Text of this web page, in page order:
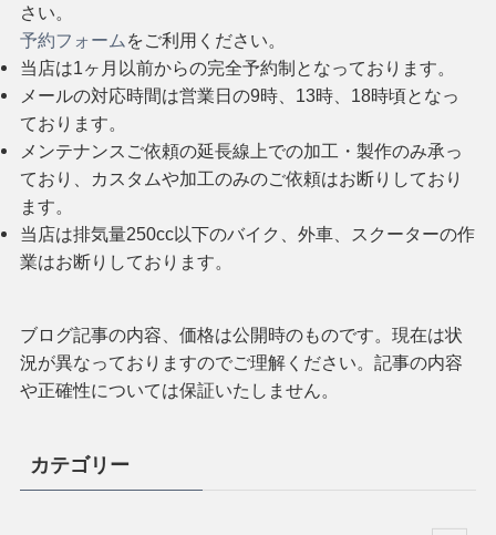
さい。
予約フォーム をご利用ください。
当店は1ヶ月以前からの完全予約制となっております。
メールの対応時間は営業日の9時、13時、18時頃となっ
ております。
メンテナンスご依頼の延長線上での加工・製作のみ承っ
ており、カスタムや加工のみのご依頼はお断りしており
ます。
当店は排気量250cc以下のバイク、外車、スクーターの作
業はお断りしております。
ブログ記事の内容、価格は公開時のものです。現在は状
況が異なっておりますのでご理解ください。記事の内容
や正確性については保証いたしません。
カテゴリー